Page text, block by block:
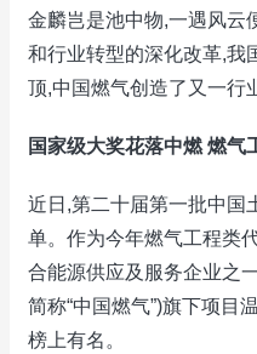
金麟岂是池中物,一遇风云
和行业转型的深化改革,我
顶,中国燃气创造了又一行
国家级大奖花落中燃 燃气
近日,第二十届第一批中国
单。作为今年燃气工程类
合能源供应及服务企业之
简称“中国燃气”)旗下项目
榜上有名。